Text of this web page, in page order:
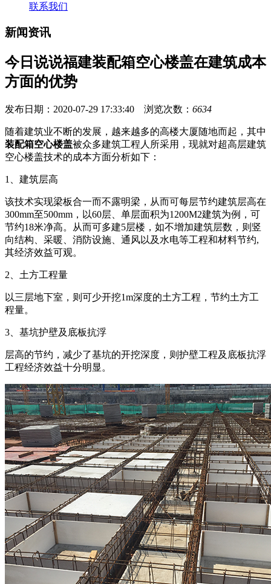
联系我们
新闻资讯
今日说说福建装配箱空心楼盖在建筑成本
方面的优势
发布日期：2020-07-29 17:33:40 浏览次数： 6634
随着建筑业不断的发展，越来越多的高楼大厦随地而起，其中
装配箱空心楼盖被众多建筑工程人所采用，现就对超高层建筑
空心楼盖技术的成本方面分析如下：
1、建筑层高
该技术实现梁板合一而不露明梁，从而可每层节约建筑层高在
300mm至500mm，以60层、单层面积为1200M2建筑为例，可
节约18米净高。从而可多建5层楼，如不增加建筑层数，则竖
向结构、采暖、消防设施、通风以及水电等工程和材料节约,
其经济效益可观。
2、土方工程量
以三层地下室，则可少开挖1m深度的土方工程，节约土方工
程量。
3、基坑护壁及底板抗浮
层高的节约，减少了基坑的开挖深度，则护壁工程及底板抗浮
工程经济效益十分明显。